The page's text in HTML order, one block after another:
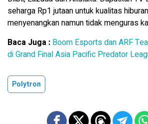
seharga Rp1 jutaan untuk kualitas
menyenangkan namun tidak menguras
Baca Juga : Boom Esports dan ARF
di Grand Final Asia Pacific Predator
Polytron